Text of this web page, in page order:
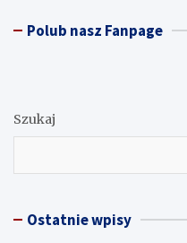
Polub nasz Fanpage
Szukaj
Ostatnie wpisy